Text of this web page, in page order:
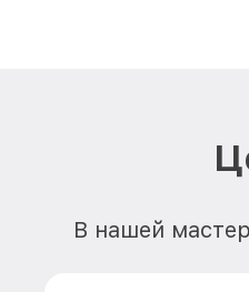
В нашей